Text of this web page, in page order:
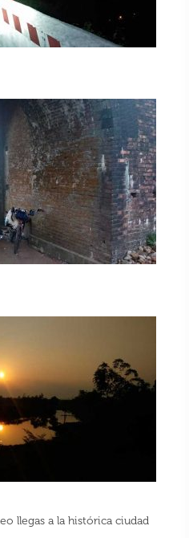
llegas a la histórica ciudad